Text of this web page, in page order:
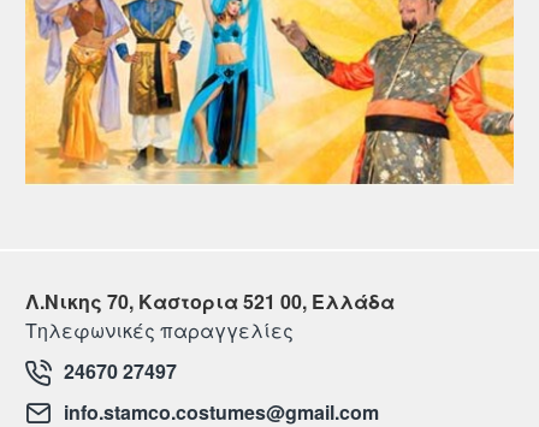
Λ.Νικης 70, Καστορια 521 00, Ελλάδα
Τηλεφωνικές παραγγελίες
24670 27497
info.stamco.costumes@gmail.com